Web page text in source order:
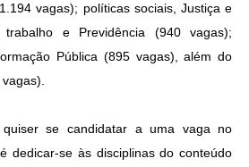
vagas); políticas sociais, Justiça e
e Previdência (940 vagas);
Pública (895 vagas), além do
se candidatar a uma vaga no
dedicar-se às disciplinas do conteúdo